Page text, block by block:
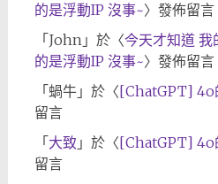
的是浮動IP 沒事~〉發佈留言
「 John」於〈今天才知道 我
的是浮動IP 沒事~〉發佈留言
「 蝸牛」於〈[ChatGPT] 4o
留言
「 大致 」於〈[ChatGPT] 4o
留言